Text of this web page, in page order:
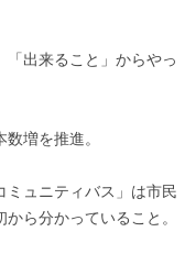
出来ること」からやっ
増を推進。
ュニティバス」は市民
ら分かっていること。